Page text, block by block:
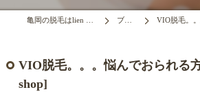
ブログ VIO脱毛。。。
VIO脱毛。。。悩んでおられる
shop]